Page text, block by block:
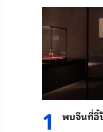
1 พบจีนที่อี๋